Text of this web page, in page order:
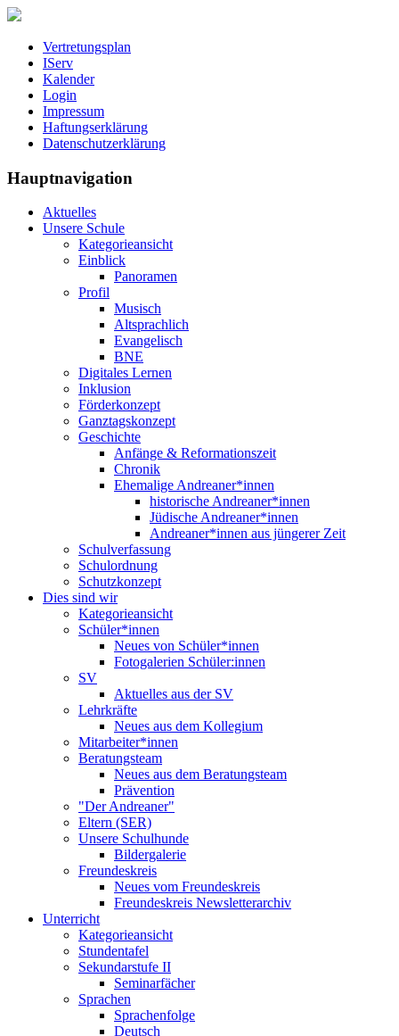
Vertretungsplan
IServ
Kalender
Login
Impressum
Haftungserklärung
Datenschutzerklärung
Hauptnavigation
Aktuelles
Unsere Schule
Kategorieansicht
Einblick
Panoramen
Profil
Musisch
Altsprachlich
Evangelisch
BNE
Digitales Lernen
Inklusion
Förderkonzept
Ganztagskonzept
Geschichte
Anfänge & Reformationszeit
Chronik
Ehemalige Andreaner*innen
historische Andreaner*innen
Jüdische Andreaner*innen
Andreaner*innen aus jüngerer Zeit
Schulverfassung
Schulordnung
Schutzkonzept
Dies sind wir
Kategorieansicht
Schüler*innen
Neues von Schüler*innen
Fotogalerien Schüler:innen
SV
Aktuelles aus der SV
Lehrkräfte
Neues aus dem Kollegium
Mitarbeiter*innen
Beratungsteam
Neues aus dem Beratungsteam
Prävention
"Der Andreaner"
Eltern (SER)
Unsere Schulhunde
Bildergalerie
Freundeskreis
Neues vom Freundeskreis
Freundeskreis Newsletterarchiv
Unterricht
Kategorieansicht
Stundentafel
Sekundarstufe II
Seminarfächer
Sprachen
Sprachenfolge
Deutsch